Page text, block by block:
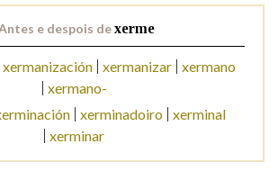
DE BUSCA
e despois dexerme
xermanización xermanizar
xermano
xermano-
xerminadoiro
xerminal
xerminar